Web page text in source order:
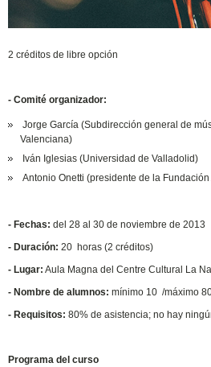
2 créditos de libre opción
- Comité organizador:
Jorge García (Subdirección general de
Valenciana)
Iván Iglesias (Universidad de Valladolid)
Antonio Onetti (presidente de la Fundación
- Fechas: del 28 al 30 de noviembre de 2013
- Duración:20 horas (2 créditos)
- Lugar: Aula Magna del Centre Cultural La
- Nombre de alumnos:mínimo 10 /máximo
- Requisitos:80% de asistencia; no hay
Programa del curso